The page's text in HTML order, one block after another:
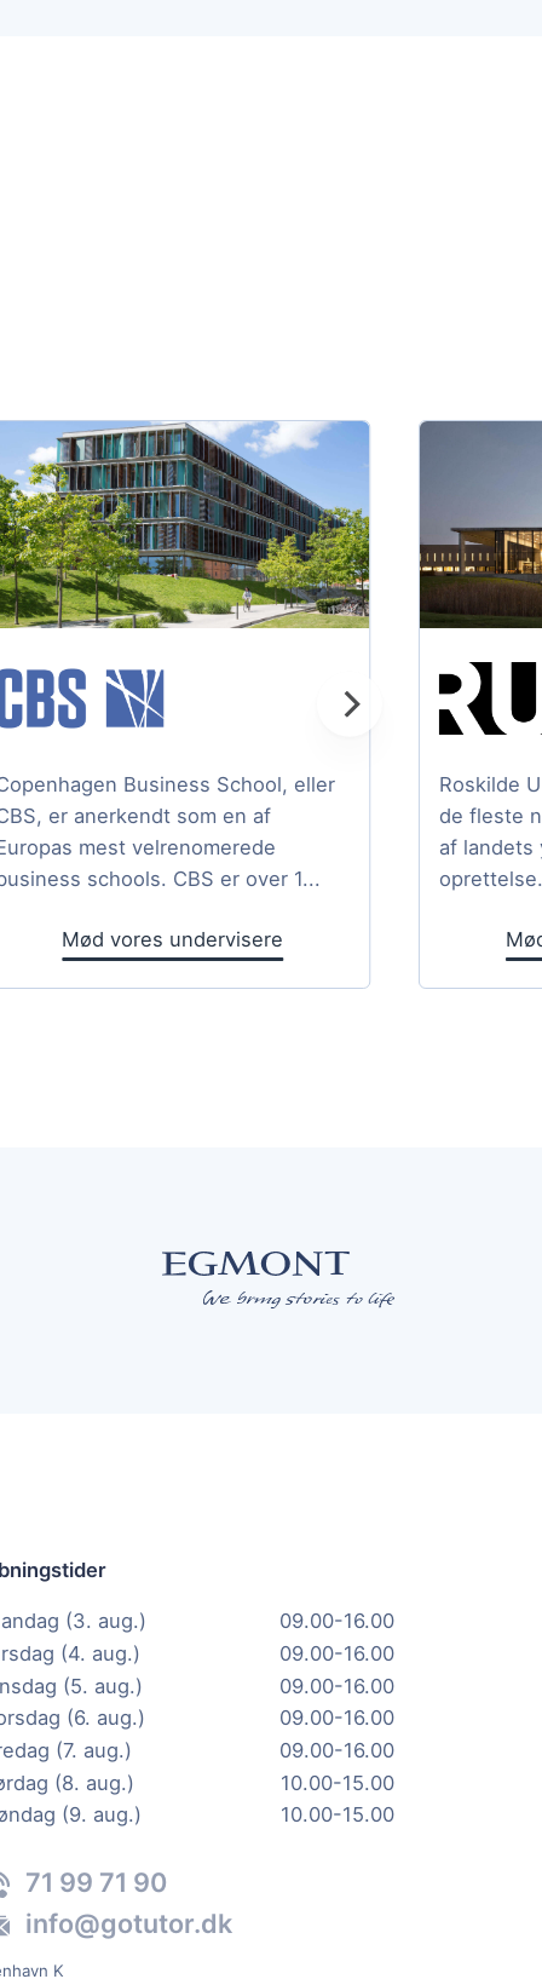
Business School, eller
er anerkendt som en af
mest velrenomerede
schools. CBS er over 1...
Mød vores undervisere
Roskilde
de fleste
af landets
(3. aug.)
09.00-16.00
(4. aug.)
09.00-16.00
(5. aug.)
09.00-16.00
(6. aug.)
09.00-16.00
(7. aug.)
09.00-16.00
(8. aug.)
10.00-15.00
(9. aug.)
10.00-15.00
71 99 71 90
info@gotutor.dk
K